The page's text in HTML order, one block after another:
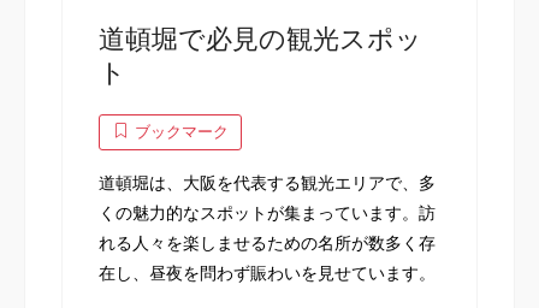
道頓堀で必見の観光スポッ
ト
ブックマーク
道頓堀は、大阪を代表する観光エリアで、多
くの魅力的なスポットが集まっています。訪
れる人々を楽しませるための名所が数多く存
在し、昼夜を問わず賑わいを見せています。